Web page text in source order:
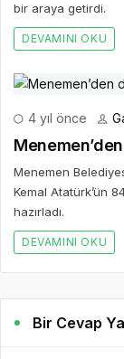
bir araya getirdi.
DEVAMINI OKU
4 yıl önce
Menemen
Kemal Atatürk’ün
hazırladı.
DEVAMINI OKU
Bir Cevap